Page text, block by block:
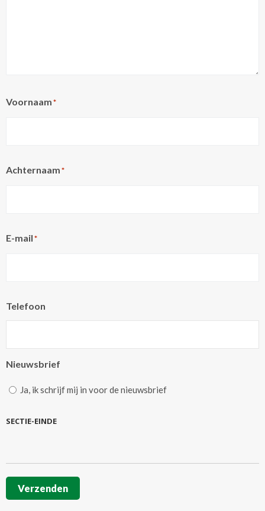
Voornaam*
Achternaam*
E-mail*
Telefoon
Nieuwsbrief
Ja, ik schrijf mij in voor de nieuwsbrief
SECTIE-EINDE
Verzenden